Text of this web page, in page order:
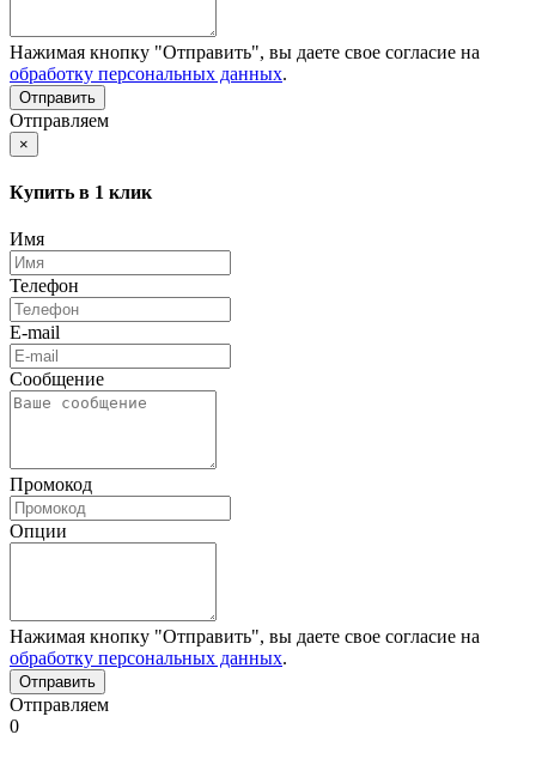
Нажимая кнопку "Отправить", вы даете свое согласие на
обработку персональных данных.
Отправляем
×
Купить в 1 клик
Имя
Телефон
E-mail
Сообщение
Промокод
Опции
Нажимая кнопку "Отправить", вы даете свое согласие на
обработку персональных данных.
Отправляем
0